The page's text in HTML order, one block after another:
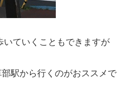
いていくこともできますが
駅から行くのがおススメで